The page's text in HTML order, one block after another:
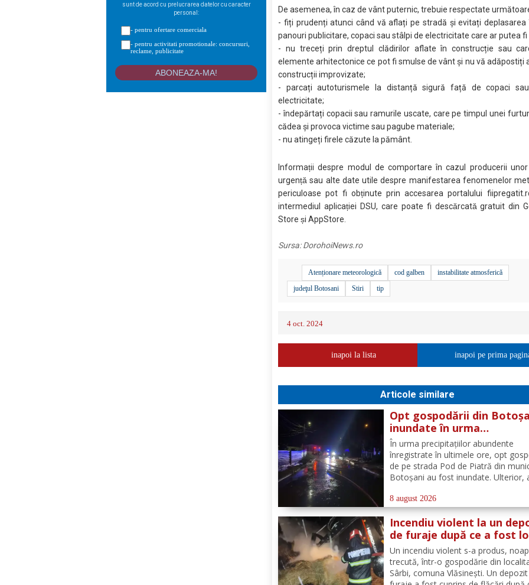
sunt de acord cu prelucrarea datelor cu caracter
personal:
- pentru ofertare comerciala
- pentru activitati promotionale: concursuri,
reclame, publicitate
De asemenea, în caz de vânt puternic, trebuie respectate
- fiți prudenți atunci când vă aflați pe stradă și evitați deplasarea
panouri publicitare, copaci sau stâlpi de electricitate care ar putea fi
- nu treceți prin dreptul clădirilor aflate în construcție sau
elemente arhitectonice ce pot fi smulse de vânt și nu vă adăpostiți
construcții improvizate;
- parcați autoturismele la distanță sigură față de copaci
electricitate;
- îndepărtați copacii sau ramurile uscate, care pe timpul unei
cădea şi provoca victime sau pagube materiale;
- nu atingeți firele căzute la pământ.
Informații despre modul de comportare în cazul producerii
urgență sau alte date utile despre manifestarea fenomenelor
periculoase pot fi obținute prin accesarea portalului
intermediul aplicației DSU, care poate fi descărcată gratuit din
Store și AppStore.
Sursa:DorohoiNews.ro
Atenționare meteorologică cod galben
instabilitate atmosferică
judeţul Botosani
Stiri tip
4 oct. 2024
inapoi la lista inapoi pe prima
Articole similare
Opt gospodării din
inundate în urma
precipitațiilor abundente
ultimele ore
În urma precipitațiilor abundente
înregistrate în ultimele ore, opt
de pe strada Pod de Piatră din
Botoșani au fost inundate. Ulterior,
pe carosabil. Pentru evacuarea apei,
pompierii militari din cadrul
Detașamentului Botoșani au...
8 august 2026
Incendiu violent la un
de furaje după ce a fost
de trăsnet
Un incendiu violent s-a produs,
trecută, într-o gospodărie din
Sârbi, comuna Vlăsinești. Un